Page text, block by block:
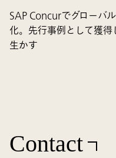
SAP Concurでグローバ
化。先行事例として獲
生かす
Contact